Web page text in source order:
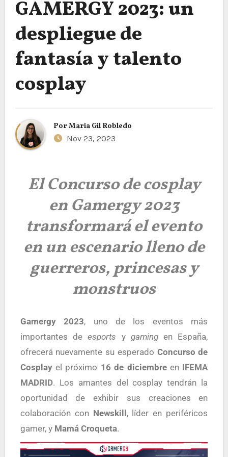
GAMERGY 2023: un
despliegue de
fantasía y talento
cosplay
Por Maria Gil Robledo
Nov 23, 2023
El Concurso de cosplay
en Gamergy 2023
transformará el evento
en un escenario lleno de
guerreros, princesas y
monstruos
Gamergy 2023, uno de los eventos más
importantes deesports y gamingen España,
ofrecerá nuevamente su esperado Concurso de
Cosplayel próximo 16 de diciembreen IFEMA
MADRID. Los amantes del cosplay tendrán la
oportunidad de exhibir sus creaciones en
colaboración con Newskill , líder en periféricos
gamer, y Mamá Croqueta.